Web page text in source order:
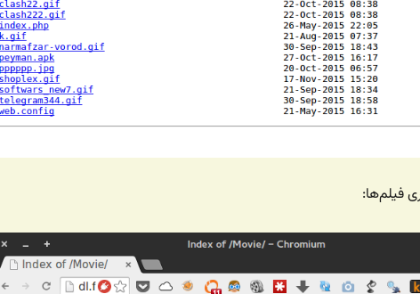
فیلم‌ها: